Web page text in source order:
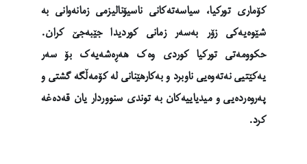
کۆماری تورکیا، سیاسەتەکانی ناسیۆنالیزمی زمانەوانی بە
شێوەیەکی زۆر بەسەر زمانی کوردیدا جێبەجێ کران.
حکوومەتی تورکیا کوردی وەک هەڕەشەیەک بۆ سەر
یەکێتیی نەتەوەیی ناوبرد و بەکارهێنانی لە کۆمەڵگە گشتی و
پەروەردەیی و میدیاییەکان بە توندی سنووردار یان قەدەغە
کرد.